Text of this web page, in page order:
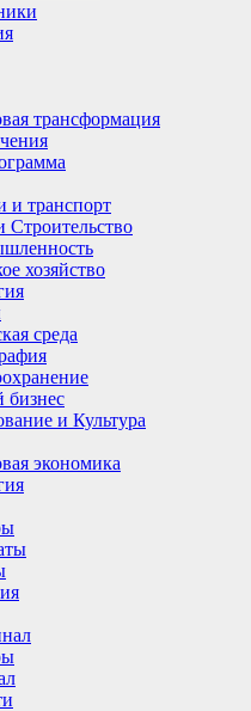
трансформация
и транспорт
хозяйство
среда
и Культура
экономика